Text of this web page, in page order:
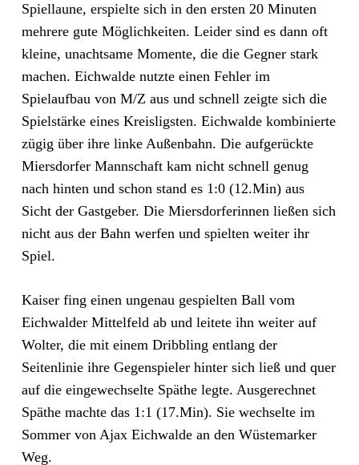
Spiellaune, erspielte sich in den ersten 20 Minuten
mehrere gute Möglichkeiten. Leider sind es dann oft
kleine, unachtsame Momente, die die Gegner stark
machen. Eichwalde nutzte einen Fehler im
Spielaufbau von M/Z aus und schnell zeigte sich die
Spielstärke eines Kreisligsten. Eichwalde kombinierte
zügig über ihre linke Außenbahn. Die aufgerückte
Miersdorfer Mannschaft kam nicht schnell genug
nach hinten und schon stand es 1:0 (12.Min) aus
Sicht der Gastgeber. Die Miersdorferinnen ließen sich
nicht aus der Bahn werfen und spielten weiter ihr
Spiel.
Kaiser fing einen ungenau gespielten Ball vom
Eichwalder Mittelfeld ab und leitete ihn weiter auf
Wolter, die mit einem Dribbling entlang der
Seitenlinie ihre Gegenspieler hinter sich ließ und quer
auf die eingewechselte Späthe legte. Ausgerechnet
Späthe machte das 1:1 (17.Min). Sie wechselte im
Sommer von Ajax Eichwalde an den Wüstemarker
Weg.